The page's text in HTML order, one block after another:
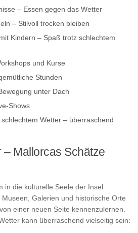
– Essen gegen das Wetter
– Stilvoll trocken bleiben
Kindern – Spaß trotz schlechtem
und Kurse
Stunden
unter Dach
Shows
Wetter – überraschend
– Mallorcas Schätze
in die kulturelle Seele der Insel
Galerien und historische Orte
einer neuen Seite kennenzulernen.
kann überraschend vielseitig sein: